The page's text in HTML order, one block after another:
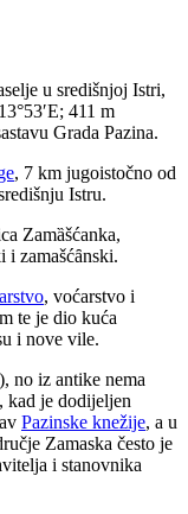
u središnjoj Istri,
411 m
Grada Pazina.
, 7 km jugoistočno od
Istru.
Zamȁšćanka,
i zamašćȃnski.
, voćarstvo i
te je dio kuća
i nove vile.
), no iz antike nema
kad je dodijeljen
Pazinske knežije, a u
Zamaska često je
i stanovnika